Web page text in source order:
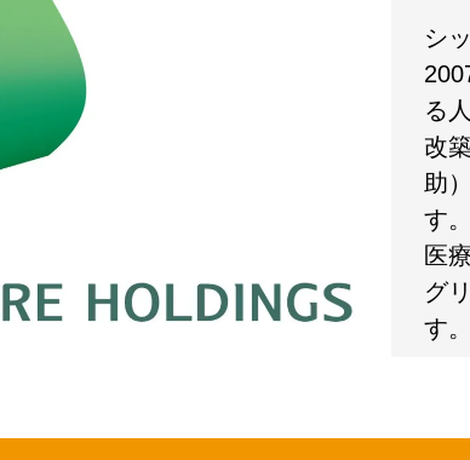
シ
る
改
助
す。
医
グ
す。